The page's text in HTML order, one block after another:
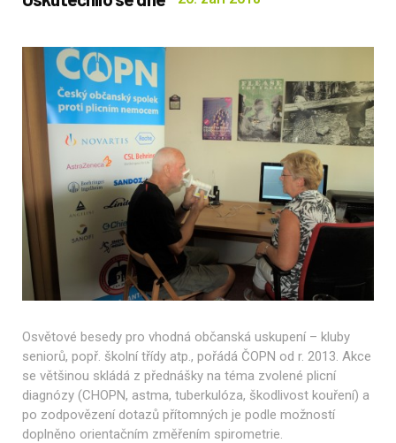
Osvětové besedy pro vhodná občanská uskupení – kluby
seniorů, popř. školní třídy atp., pořádá ČOPN od r. 2013. Akce
se většinou skládá z přednášky na téma zvolené plicní
diagnózy (CHOPN, astma, tuberkulóza, škodlivost kouření) a
po zodpovězení dotazů přítomných je podle možností
doplněno orientačním změřením spirometrie.